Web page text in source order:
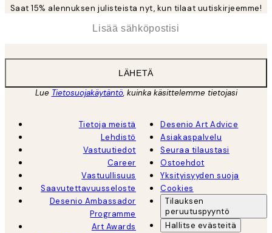
Saat 15% alennuksen julisteista nyt, kun tilaat uutiskirjeemme!
LÄHETÄ
Lue Tietosuojakäytäntö, kuinka käsittelemme tietojasi
Tietoja meistä
Lehdistö
Vastuutiedot
Career
Vastuullisuus
Saavutettavuusseloste
Desenio Ambassador
Programme
Art Awards
Desenio Art Advice
Asiakaspalvelu
Seuraa tilaustasi
Ostoehdot
Yksityisyyden suoja
Cookies
Tilauksen
peruutuspyyntö
Hallitse evästeitä